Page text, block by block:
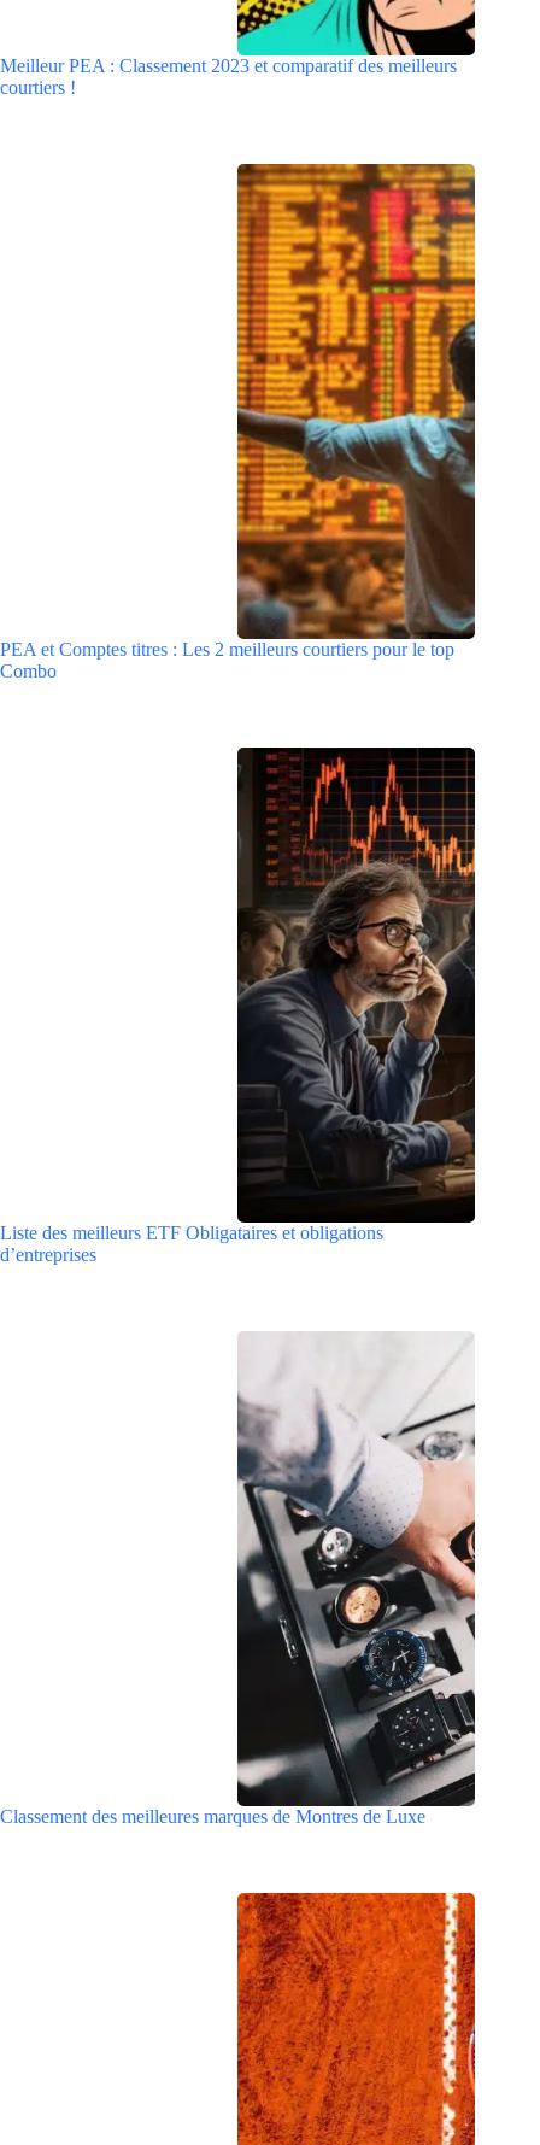
Meilleur PEA : Classement 2023 et comparatif des meilleurs
courtiers !
PEA et Comptes titres : Les 2 meilleurs courtiers pour le top
Combo
Liste des meilleurs ETF Obligataires et obligations
d’entreprises
Classement des meilleures marques de Montres de Luxe